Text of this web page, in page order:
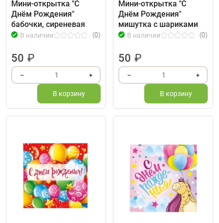
Мини-открытка "С
Днём Рождения"
бабочки, сиреневая
В наличии (0)
50 ₽
– 1 +
В корзину
Мини-открытка "С
Днём Рождения"
мишутка с шариками
В наличии (0)
50 ₽
– 1 +
В корзину